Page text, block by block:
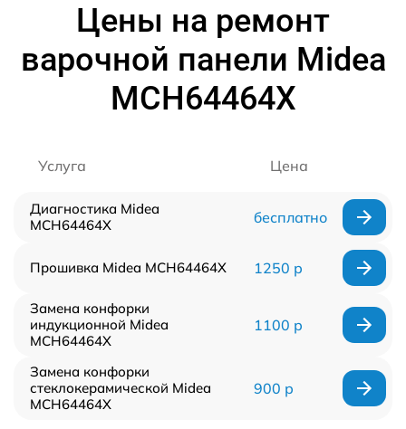
Цены на ремонт
варочной панели Midea
MCH64464X
Услуга Цена
Диагностика Midea
MCH64464X
бесплатно
Прошивка Midea MCH64464X 1250 р
Замена конфорки
индукционной Midea
MCH64464X
1100 р
Замена конфорки
стеклокерамической Midea
MCH64464X
900 р